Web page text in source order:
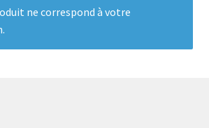
de bainne correspond à votre